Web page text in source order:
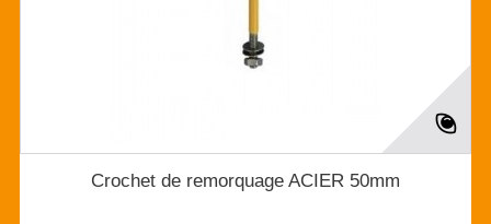
Crochet de remorquage ACIER 50mm